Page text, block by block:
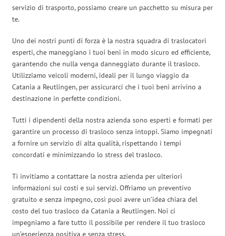
servizio di trasporto, possiamo creare un pacchetto su misura per
te.
Uno dei nostri punti di forza è la nostra squadra di traslocatori
esperti, che maneggiano i tuoi beni in modo sicuro ed efficiente,
garantendo che nulla venga danneggiato durante il trasloco.
Utilizziamo veicoli moderni, ideali per il lungo viaggio da
Catania a Reutlingen, per assicurarci che i tuoi beni arrivino a
destinazione in perfette condizioni.
Tutti i dipendenti della nostra azienda sono esperti e formati per
garantire un processo di trasloco senza intoppi. Siamo impegnati
a fornire un servizio di alta qualità, rispettando i tempi
concordati e minimizzando lo stress del trasloco.
Ti invitiamo a contattare la nostra azienda per ulteriori
informazioni sui costi e sui servizi. Offriamo un preventivo
gratuito e senza impegno, così puoi avere un’idea chiara del
costo del tuo trasloco da Catania a Reutlingen. Noi ci
impegniamo a fare tutto il possibile per rendere il tuo trasloco
un’esperienza positiva e senza stress.